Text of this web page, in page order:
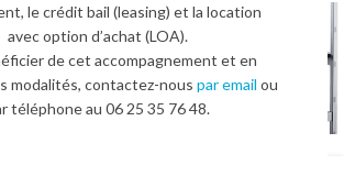
le crédit bail (leasing) et la location
avec option d’achat (LOA).
de cet accompagnement et en
modalités, contactez-nous par email ou
téléphone au 06 25 35 76 48.